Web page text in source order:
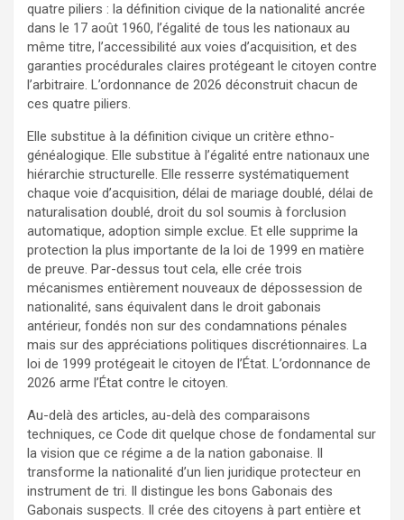
quatre piliers : la définition civique de la nationalité ancrée
dans le 17 août 1960, l’égalité de tous les nationaux au
même titre, l’accessibilité aux voies d’acquisition, et des
garanties procédurales claires protégeant le citoyen contre
l’arbitraire. L’ordonnance de 2026 déconstruit chacun de
ces quatre piliers.
Elle substitue à la définition civique un critère ethno-
généalogique. Elle substitue à l’égalité entre nationaux une
hiérarchie structurelle. Elle resserre systématiquement
chaque voie d’acquisition, délai de mariage doublé, délai de
naturalisation doublé, droit du sol soumis à forclusion
automatique, adoption simple exclue. Et elle supprime la
protection la plus importante de la loi de 1999 en matière
de preuve. Par-dessus tout cela, elle crée trois
mécanismes entièrement nouveaux de dépossession de
nationalité, sans équivalent dans le droit gabonais
antérieur, fondés non sur des condamnations pénales
mais sur des appréciations politiques discrétionnaires. La
loi de 1999 protégeait le citoyen de l’État. L’ordonnance de
2026 arme l’État contre le citoyen.
Au-delà des articles, au-delà des comparaisons
techniques, ce Code dit quelque chose de fondamental sur
la vision que ce régime a de la nation gabonaise. Il
transforme la nationalité d’un lien juridique protecteur en
instrument de tri. Il distingue les bons Gabonais des
Gabonais suspects. Il crée des citoyens à part entière et